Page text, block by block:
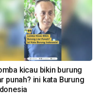
kicau bikin burung
punah? ini kata Burung